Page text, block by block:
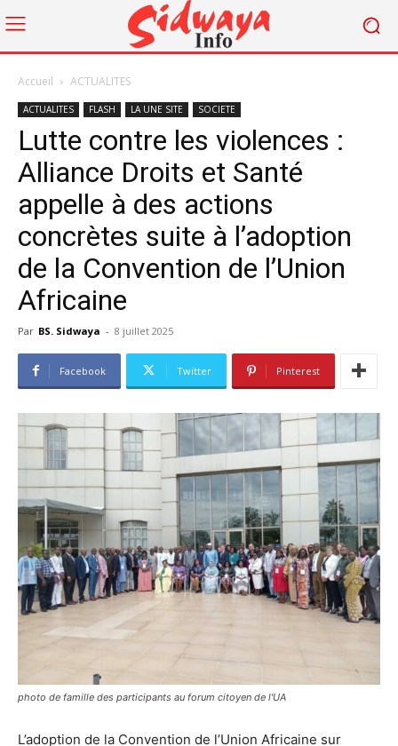
Accueil ACTUALITES
ACTUALITES FLASH LA UNE SITE SOCIETE
Lutte contre les violences :
Alliance Droits et Santé
appelle à des actions
concrètes suite à l’adoption
de la Convention de l’Union
Africaine
Par BS. Sidwaya - 8 juillet 2025
Facebook Twitter Pinterest
photo de famille des participants au forum citoyen de l'UA
L’adoption de la Convention de l’Union Africaine sur